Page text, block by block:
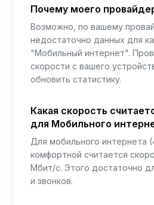
Почему моего
Возможно, по вашему
недостаточно данных для
"Мобильный интернет".
скорости с вашего
обновить статистику.
Какая скорость
для Мобильного
Для мобильного интернета
комфортной считается
Мбит/с. Этого достаточно
и звонков.